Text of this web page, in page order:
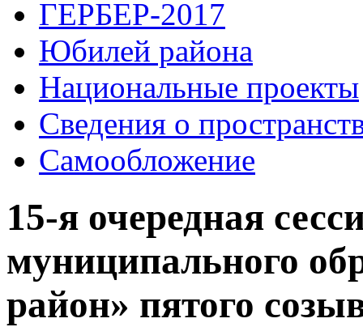
ГЕРБЕР-2017
Юбилей района
Национальные проекты
Сведения о
Самообложение
15-я очередная
муниципального
район» пятого